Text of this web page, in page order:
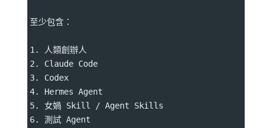
至少包含：
1. 人類創辦人
2. Claude Code
3. Codex
4. Hermes Agent
5. 女媧 Skill / Agent Skills
6. 測試 Agent